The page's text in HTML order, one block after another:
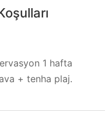
1 hafta
+ tenha plaj.